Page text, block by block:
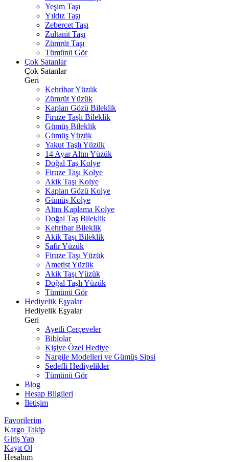
Yeşim Taşı
Yıldız Taşı
Zebercet Taşı
Zultanit Taşı
Zümrüt Taşı
Tümünü Gör
Çok Satanlar
Çok Satanlar
Geri
Kehribar Yüzük
Zümrüt Yüzük
Kaplan Gözü Bileklik
Firuze Taşlı Bileklik
Gümüş Bileklik
Gümüş Yüzük
Yakut Taşlı Yüzük
14 Ayar Altın Yüzük
Doğal Taş Kolye
Firuze Taşı Kolye
Akik Taşı Kolye
Kaplan Gözü Kolye
Gümüş Kolye
Altın Kaplama Kolye
Doğal Taş Bileklik
Kehribar Bileklik
Akik Taşı Bileklik
Safir Yüzük
Firuze Taşı Yüzük
Ametist Yüzük
Akik Taşı Yüzük
Doğal Taşlı Yüzük
Tümünü Gör
Hediyelik Eşyalar
Hediyelik Eşyalar
Geri
Ayetli Çerçeveler
Biblolar
Kişiye Özel Hediye
Nargile Modelleri ve Gümüş Sipsi
Sedefli Hediyelikler
Tümünü Gör
Blog
Hesap Bilgileri
İletişim
Favorilerim
Kargo Takip
Giriş Yap
Kayıt Ol
Hesabım